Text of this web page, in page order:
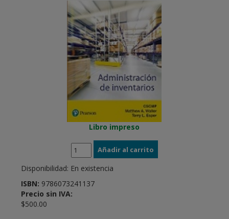
Libro impreso
Disponibilidad: En existencia
ISBN: 9786073241137
Precio sin IVA:
$500.00